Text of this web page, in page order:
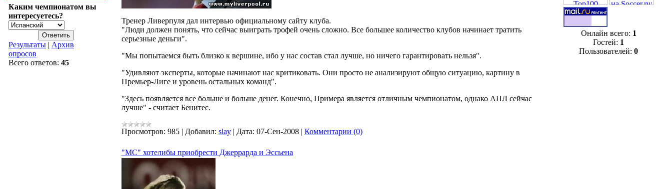
Каким чемпионатом вы
интересуетесь?
Результаты | Архив
опросов
Всего ответов: 45
Тренер Ливерпуля дал интервью официальному сайту клуба.
"Люди должен понять, что сейчас выиграть трофей очень сложно. Все большее количество клубов начинает тратить
серьезные деньги".
"Мы попытаемся быть близко к вершине, ибо у нас состав стал лучше, но ничего гарантировать нельзя".
"Удивляют эксперты, которые начинают нас критиковать. Они просто не анализируют общую ситуацию, картину в
Премьер-Лиге и уровень остальных команд".
"Здесь появляется все больше и больше денег. Конечно, Примера является отличным чемпионатом, однако АПЛ сейчас
лучше" - считает Бенитес.
Просмотров: 985 | Добавил: slay | Дата: 07-Сен-2008 | Комментарии (0)
"МС" хотелибы приобрести Джеррарда и Эссьена
Онлайн всего: 1
Гостей: 1
Пользователей: 0